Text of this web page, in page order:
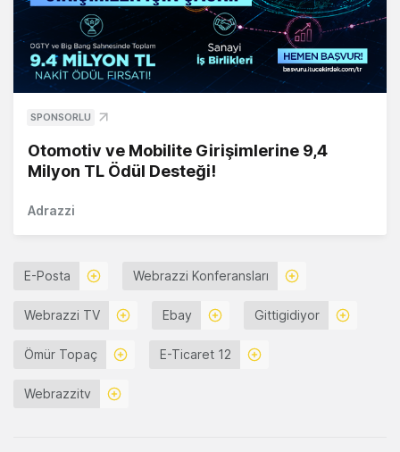
SPONSORLU
Otomotiv ve Mobilite Girişimlerine 9,4
Milyon TL Ödül Desteği!
Adrazzi
E-Posta Webrazzi Konferansları
Webrazzi TV Ebay Gittigidiyor
Ömür Topaç E-Ticaret 12
Webrazzitv